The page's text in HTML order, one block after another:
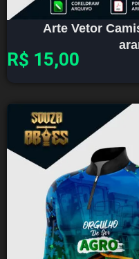
Arte Vetor
R$ 15,00